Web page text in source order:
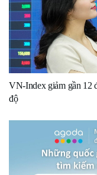
VN-Index giảm gần 12
độ